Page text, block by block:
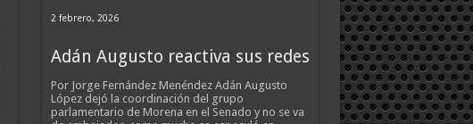
2 febrero, 2026
Adán Augusto reactiva sus redes
Por Jorge Fernández Menéndez Adán Augusto
López dejó la coordinación del grupo
parlamentario de Morena en el Senado y no se va